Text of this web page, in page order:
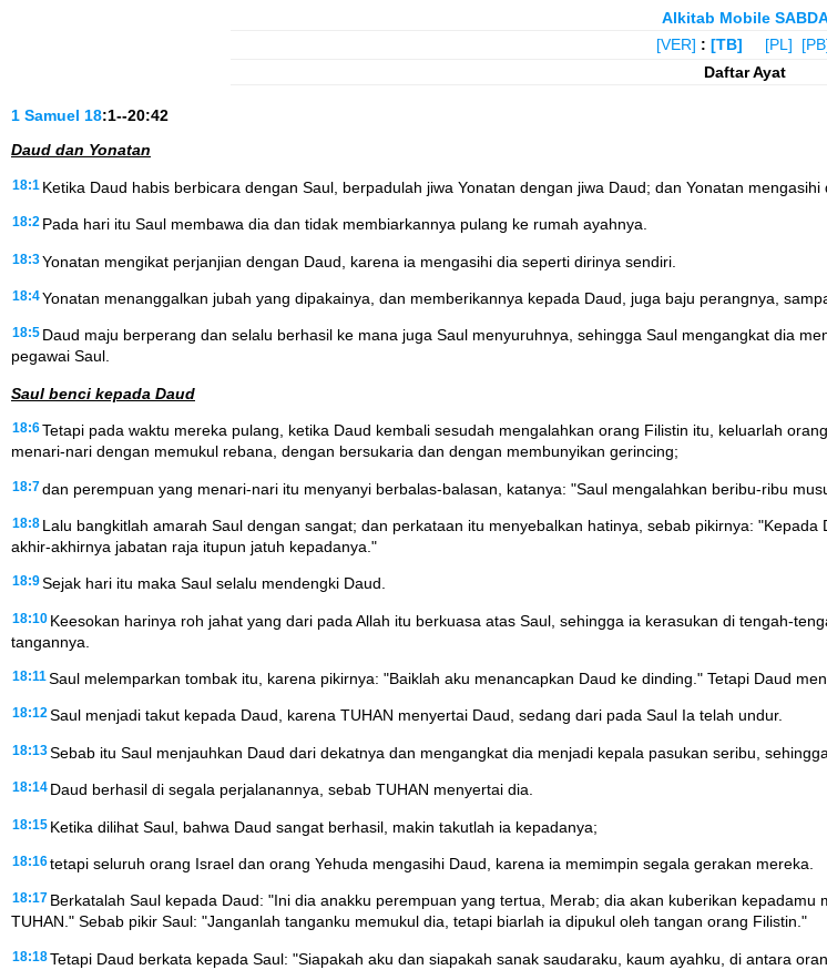
Alkitab Mobile
[VER] : [TB] [PL]
Daftar Ayat
1 Samuel 18:1--20:42
Daud dan Yonatan
18:1 Ketika Daud habis berbicara dengan Saul, berpadulah jiwa Yonatan dengan jiwa Daud; dan Yonatan mengasihi
18:2 Pada hari itu Saul membawa dia dan tidak membiarkannya pulang ke rumah ayahnya.
18:3Yonatan mengikat perjanjian dengan Daud, karena ia mengasihi dia seperti dirinya sendiri.
18:4Yonatan menanggalkan jubah yang dipakainya, dan memberikannya kepada Daud, juga baju perangnya,
18:5 Daud maju berperang dan selalu berhasil ke mana juga Saul menyuruhnya, sehingga Saul mengangkat dia
pegawai Saul.
Saul benci kepada Daud
18:6Tetapi pada waktu mereka pulang, ketika Daud kembali sesudah mengalahkan orang Filistin itu, keluarlah
menari-nari dengan memukul rebana, dengan bersukaria dan dengan membunyikan gerincing;
18:7dan perempuan yang menari-nari itu menyanyi berbalas-balasan, katanya: "Saul mengalahkan beribu-ribu
18:8 Lalu bangkitlah amarah Saul dengan sangat; dan perkataan itu menyebalkan hatinya, sebab pikirnya:
akhir-akhirnya jabatan raja itupun jatuh kepadanya."
18:9Sejak hari itu maka Saul selalu mendengki Daud.
18:10 Keesokan harinya roh jahat yang dari pada Allah itu berkuasa atas Saul, sehingga ia kerasukan di tengah-
tangannya.
18:11 Saul melemparkan tombak itu, karena pikirnya: "Baiklah aku menancapkan Daud ke dinding." Tetapi Daud
18:12Saul menjadi takut kepada Daud, karena TUHAN menyertai Daud, sedang dari pada Saul Ia telah undur.
18:13Sebab itu Saul menjauhkan Daud dari dekatnya dan mengangkat dia menjadi kepala pasukan seribu,
18:14 Daud berhasil di segala perjalanannya, sebab TUHAN menyertai dia.
18:15 Ketika dilihat Saul, bahwa Daud sangat berhasil, makin takutlah ia kepadanya;
18:16tetapi seluruh orang Israel dan orang Yehuda mengasihi Daud, karena ia memimpin segala gerakan mereka.
18:17 Berkatalah Saul kepada Daud: "Ini dia anakku perempuan yang tertua, Merab; dia akan kuberikan
TUHAN." Sebab pikir Saul: "Janganlah tanganku memukul dia, tetapi biarlah ia dipukul oleh tangan orang Filistin."
18:18Tetapi Daud berkata kepada Saul: "Siapakah aku dan siapakah sanak saudaraku, kaum ayahku, di antara